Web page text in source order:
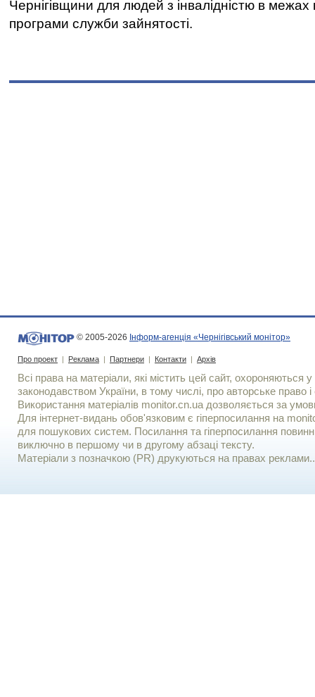
Чернігівщини для людей з інвалідністю в межах
програми служби зайнятості.
© 2005-2026 Інформ-агенція «Чернігівський монітор»
Про проект | Реклама | Партнери | Контакти | Архів
Всі права на матеріали, які містить цей сайт, охороняються у
законодавством України, в тому числі, про авторське право і
Використання матерiалiв monitor.cn.ua дозволяється за
Для iнтернет-видань обов'язковим є гiперпосилання на
для пошукових систем. Посилання та гіперпосилання
виключно в першому чи в другому абзаці тексту.
Матеріали з позначкою (PR) друкуються на правах реклами..